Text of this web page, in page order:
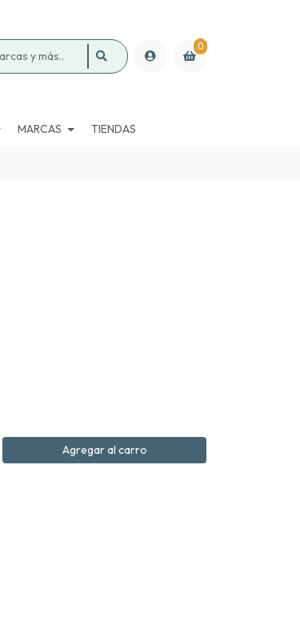
0
MARCAS TIENDAS
Agregar al carro